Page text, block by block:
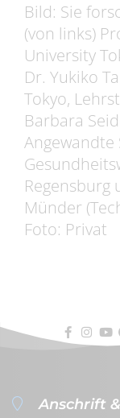
Bild: Sie
(von links)
University
Dr. Yukiko
Tokyo,
Barbara
Angewandte
Regensburg
Münder
Foto: Privat
Anschrift